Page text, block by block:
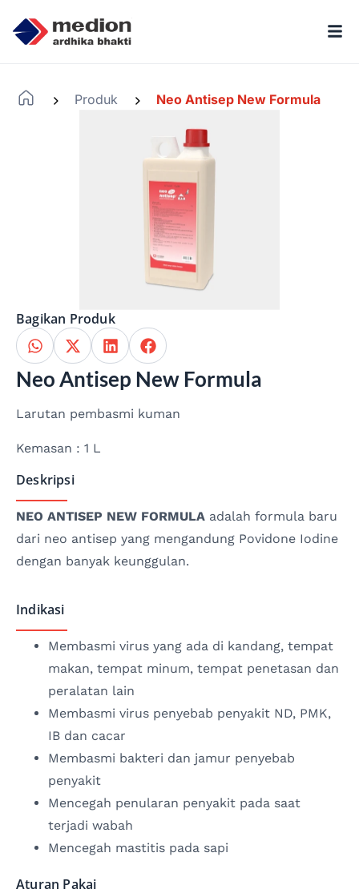
Produk Neo Antisep New Formula
Bagikan Produk
Neo Antisep New Formula
Larutan pembasmi kuman
Kemasan : 1 L
Deskripsi
NEO ANTISEP NEW FORMULA adalah formula baru
dari neo antisep yang mengandung Povidone Iodine
dengan banyak keunggulan.
Indikasi
Membasmi virus yang ada di kandang, tempat
makan, tempat minum, tempat penetasan dan
peralatan lain
Membasmi virus penyebab penyakit ND, PMK,
IB dan cacar
Membasmi bakteri dan jamur penyebab
penyakit
Mencegah penularan penyakit pada saat
terjadi wabah
Mencegah mastitis pada sapi
Aturan Pakai